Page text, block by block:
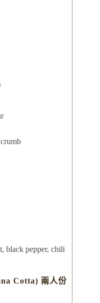
black pepper, chili
Cotta) 兩人份